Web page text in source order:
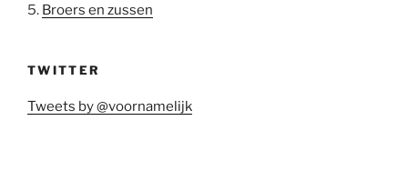
5. Broers en zussen
TWITTER
Tweets by @voornamelijk